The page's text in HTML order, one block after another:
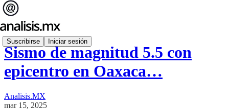
Suscribirse Iniciar sesión
Sismo de magnitud 5.5 con
epicentro en Oaxaca…
Analisis.MX
mar 15, 2025